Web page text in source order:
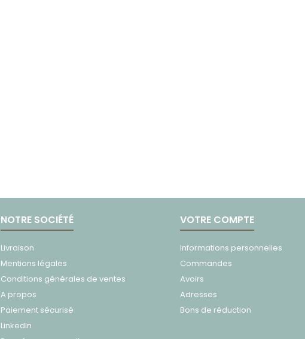
NOTRE SOCIÉTÉ
Livraison
Mentions légales
Conditions générales de ventes
A propos
Paiement sécurisé
LinkedIn
VOTRE COMPTE
Informations personnelles
Commandes
Avoirs
Adresses
Bons de réduction